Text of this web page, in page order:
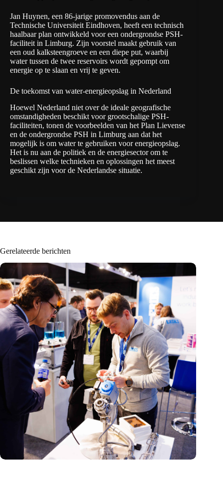
Jan Huynen, een 86-jarige promovendus aan de
Technische Universiteit Eindhoven, heeft een technisch
haalbaar plan ontwikkeld voor een ondergrondse PSH-
faciliteit in Limburg. Zijn voorstel maakt gebruik van
een oud kalksteengroeve en een diepe put, waarbij
water tussen de twee reservoirs wordt gepompt om
energie op te slaan en vrij te geven.
De toekomst van water-energieopslag in Nederland
Hoewel Nederland niet over de ideale geografische
omstandigheden beschikt voor grootschalige PSH-
faciliteiten, tonen de voorbeelden van het Plan Lievense
en de ondergrondse PSH in Limburg aan dat het
mogelijk is om water te gebruiken voor energieopslag.
Het is nu aan de politiek en de energiesector om te
beslissen welke technieken en oplossingen het meest
geschikt zijn voor de Nederlandse situatie.
Gerelateerde berichten